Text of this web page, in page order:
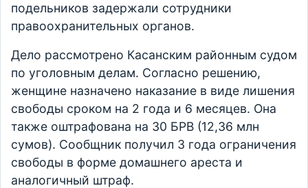
подельников задержали сотрудники
правоохранительных органов.
Дело рассмотрено Касанским районным судом
по уголовным делам. Согласно решению,
женщине назначено наказание в виде лишения
свободы сроком на 2 года и 6 месяцев. Она
также оштрафована на 30 БРВ (12,36 млн
сумов). Сообщник получил 3 года ограничения
свободы в форме домашнего ареста и
аналогичный штраф.